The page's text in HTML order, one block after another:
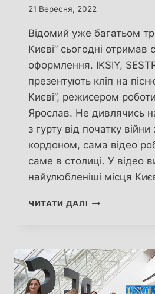
21 Вересня, 2022
Відомий уже багатьом
Києві” сьогодні отримав
оформлення. IKSIY,
презентують кліп на
Києві”, режисером
Ярослав. Не дивлячись
з гурту від початку
кордоном, сама відео
саме в столиці. У відео
найулюбленіші місця
ЧИТАТИ ДАЛІ IKSIY,
ВІДЕО
РОБОТУ
“У
МИРНОМУ